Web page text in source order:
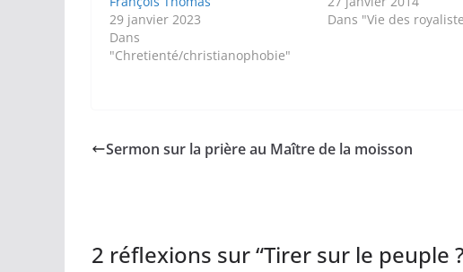
29 janvier 2023
Dans
"Chretienté/christianophobie"
Dans "Vie des
Sermon sur la prière au Maître de la moisson
2 réflexions sur “Tirer sur le peuple